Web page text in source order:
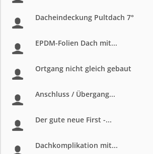
Dacheindeckung Pultdach 7°
EPDM-Folien Dach mit...
Ortgang nicht gleich gebaut
Anschluss / Übergang...
Der gute neue First -...
Dachkomplikation mit...